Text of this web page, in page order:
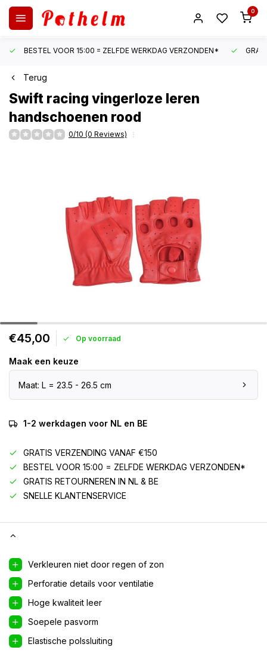
0
BESTEL VOOR 15:00 = ZELFDE WERKDAG VERZONDEN*
Terug
Swift racing vingerloze leren
handschoenen rood
0/10 (0 Reviews)
€45,00 Op voorraad
Maak een keuze
Maat: L = 23.5 - 26.5 cm
1-2 werkdagen voor NL en BE
GRATIS VERZENDING VANAF €150
BESTEL VOOR 15:00 = ZELFDE WERKDAG VERZONDEN*
GRATIS RETOURNEREN IN NL & BE
SNELLE KLANTENSERVICE
Verkleuren niet door regen of zon
Perforatie details voor ventilatie
Hoge kwaliteit leer
Soepele pasvorm
Elastische polssluiting